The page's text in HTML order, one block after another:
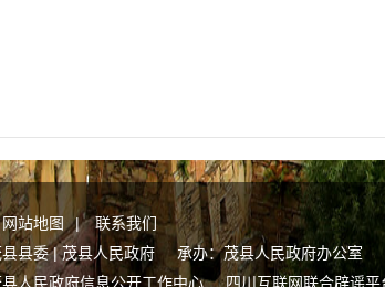
网站地图 |
联系我们
县县委 | 茂县人民政府 承办：茂县人民政府办公室
县人民政府信息公开工作中心四川互联网联合辟谣平